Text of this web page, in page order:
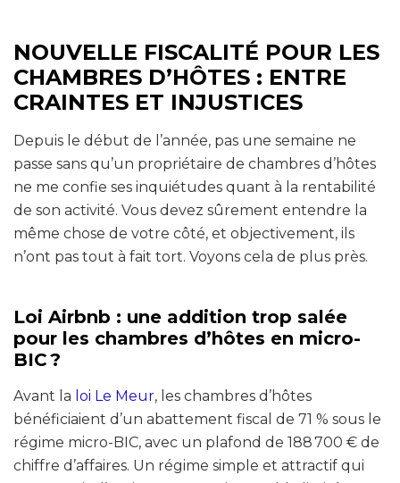
NOUVELLE FISCALITÉ POUR LES
CHAMBRES D’HÔTES : ENTRE
CRAINTES ET INJUSTICES
Depuis le début de l’année, pas une semaine ne
passe sans qu’un propriétaire de chambres d’hôtes
ne me confie ses inquiétudes quant à la rentabilité
de son activité. Vous devez sûrement entendre la
même chose de votre côté, et objectivement, ils
n’ont pas tout à fait tort. Voyons cela de plus près.
Loi Airbnb : une addition trop salée
pour les chambres d’hôtes en micro-
BIC ?
Avant la loi Le Meur, les chambres d’hôtes
bénéficiaient d’un abattement fiscal de 71 % sous le
régime micro-BIC, avec un plafond de 188 700 € de
chiffre d’affaires. Un régime simple et attractif qui